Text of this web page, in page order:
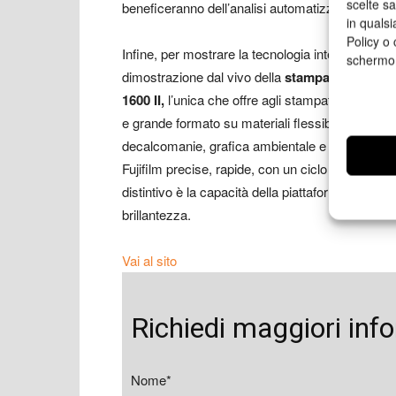
scelte
in
Policy o
beneficeranno dell’analisi automatizzata.
Infine, per mostrare la tecnologia integrata di
dimostrazione dal vivo dellastampante a
1600 II, l’unica che offre agli stampatori
e grande formato su materiali flessibili e rigidi
decalcomanie, grafica ambientale e prototipi
Fujifilm precise, rapide, con un ciclo di vita di
distintivo è la capacità della piattaforma di
brillantezza.
Vai al sito
Richiedi maggiori
Nome*